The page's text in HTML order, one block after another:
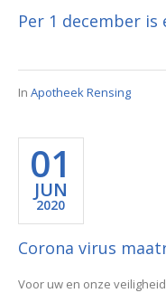
Per 1 december
In Apotheek Rensing
01
JUN
2020
Corona virus
Voor uw en onze